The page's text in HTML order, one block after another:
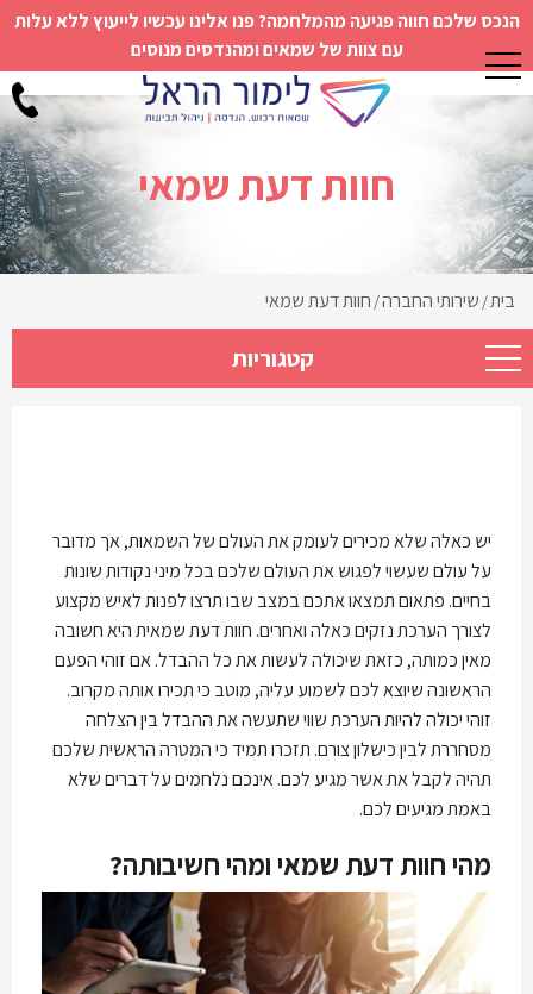
הנכס שלכם חווה פגיעה מהמלחמה? פנו אלינו עכשיו לייעוץ ללא עלות
עם צוות של שמאים ומהנדסים מנוסים
חוות דעת שמאי
בית/ שירותי החברה/ חוות דעת שמאי
קטגוריות
יש כאלה שלא מכירים לעומק את העולם של השמאות, אך מדובר
על עולם שעשוי לפגוש את העולם שלכם בכל מיני נקודות שונות
בחיים. פתאום תמצאו אתכם במצב שבו תרצו לפנות לאיש מקצוע
לצורך הערכת נזקים כאלה ואחרים. חוות דעת שמאית היא חשובה
מאין כמותה, כזאת שיכולה לעשות את כל ההבדל. אם זוהי הפעם
הראשונה שיוצא לכם לשמוע עליה, מוטב כי תכירו אותה מקרוב.
זוהי יכולה להיות הערכת שווי שתעשה את ההבדל בין הצלחה
מסחררת לבין כישלון צורם. תזכרו תמיד כי המטרה הראשית שלכם
תהיה לקבל את אשר מגיע לכם. אינכם נלחמים על דברים שלא
באמת מגיעים לכם.
מהי חוות דעת שמאי ומהי חשיבותה?